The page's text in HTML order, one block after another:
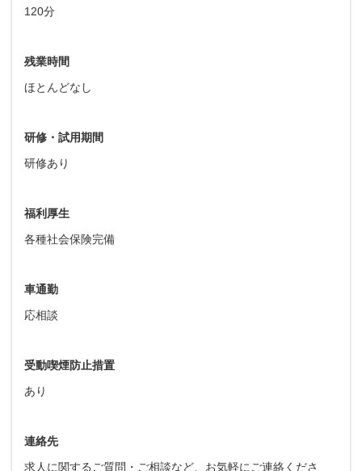
120分
残業時間
ほとんどなし
研修・試用期間
研修あり
福利厚生
各種社会保険完備
車通勤
応相談
受動喫煙防止措置
あり
連絡先
求人に関するご質問・ご相談など、お気軽にご連絡くださ